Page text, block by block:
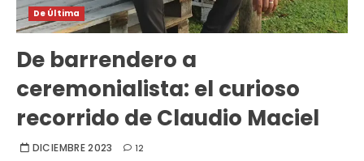
De Última
De barrendero a
ceremonialista: el curioso
recorrido de Claudio Maciel
DICIEMBRE 2023 12